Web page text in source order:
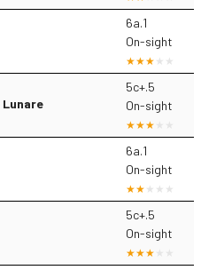
6a.1
On-sight
Lunare
5c+.5
On-sight
6a.1
On-sight
5c+.5
On-sight